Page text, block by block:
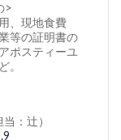
>
、現地食費
等の証明書の
ポスティーユ
。
：辻）